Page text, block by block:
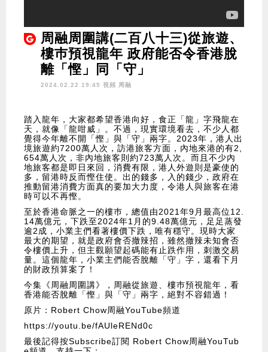
周融周圍講(二百八十三)從旅遊、
樓巿預視龍年 政府能否令香港脫
離「慳」同「守」
2024.02.22 19:45 視頻 周融
踏入龍年，大家都希望香港向好，食正「龍」字飛龍在
天，就像「龍咁威」。不過，現實環境看去，不少人都
覺得今年離不開「慳」與「守」兩字。2023年，港人出
境旅遊約7200萬人次，訪港旅客方面，內地來港的有2,
654萬人次，非內地旅客則約723萬人次。而且不少內
地旅客都是即日來回，消費有限，港人外遊則是豪使的
多，留港時反而慳住使。出的錢多，入的錢少，政府在
推動留港消費方面真的要加大力度，令港人與旅客在港
時可以不再慳。
至於香港命脈之一的樓巿，總值由2021年9月最高位12.
14萬億元，下跌至2024年1月的9.48萬億元，足足蒸發
逾2成，小業主們看著樓價下跌，唯有穩守。現時大家
最大的期望，就是政府會否撤辣招，雖然撤辣未知會否
令樓價上升，但主觀願望起碼能有止跌作用，刺激交易
量。這個龍年，小業主們能否脫離「守」字，還看下月
的財政預算案了！
今集《周融周圍講》，周融從旅遊、樓巿預視龍年，看
香港能否脫離「慳」與「守」兩字，絕對不容錯過！
原片：Robert Chow周融YouTube頻道
https://youtu.be/fAUleRENd0c
最後記得按Subscribe訂閱 Robert Chow周融YouTub